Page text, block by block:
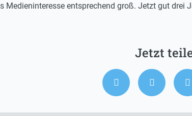
Medieninteresse entsprechend groß. Jetzt gut drei